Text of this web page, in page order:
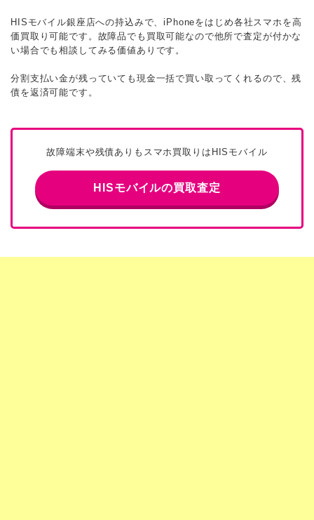
HISモバイル銀座店への持込みで、iPhoneをはじめ各社スマホを高
価買取り可能です。故障品でも買取可能なので他所で査定が付かな
い場合でも相談してみる価値ありです。
分割支払い金が残っていても現金一括で買い取ってくれるので、残
債を返済可能です。
故障端末や残債ありもスマホ買取りはHISモバイル
HISモバイルの買取査定